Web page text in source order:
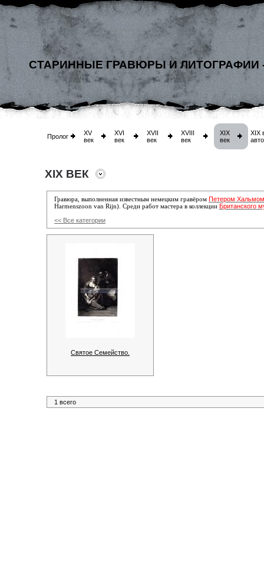
СТАРИННЫЕ ГРАВЮРЫ И ЛИТОГРАФИИ
Пролог
XV
век
XVI
век
XVII
век
XVIII
век
XIX
век
XIX
XIX ВЕК
Гравюра, выполненная известным немецким гравёром Петером Хальмом
Harmenszoon van Rijn) . Среди работ мастера в коллекции Британского
<< Все категории
Святое Семейство.
1 всего